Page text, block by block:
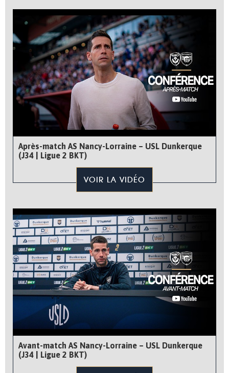
Après-match AS Nancy-Lorraine – USL Dunkerque
(J34 | Ligue 2 BKT)
VOIR LA VIDÉO
Avant-match AS Nancy-Lorraine – USL Dunkerque
(J34 | Ligue 2 BKT)